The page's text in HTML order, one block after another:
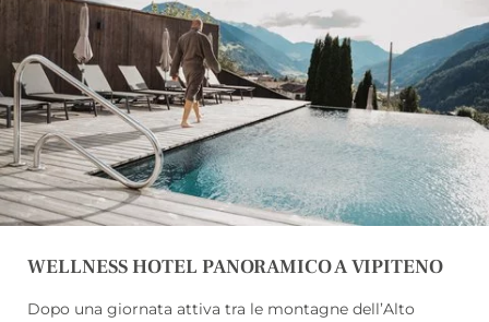
movimento, natura e ampi panorami, regalando
un’esperienza di montagna unica. Scoprite i nostri
migliori
consigliper una pausa attiva all’insegna del
benessere.
WELLNESS HOTEL PANORAMICO A VIPITENO
Dopo una giornata attiva tra le montagne dell’Alto